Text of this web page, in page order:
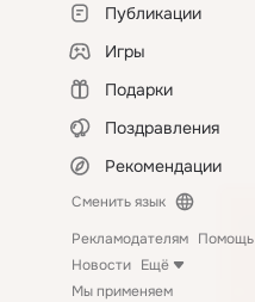
Публикации
Игры
Подарки
Поздравления
Рекомендации
Сменить язык
Рекламодателям Помощь
Новости Ещё
Мы применяем